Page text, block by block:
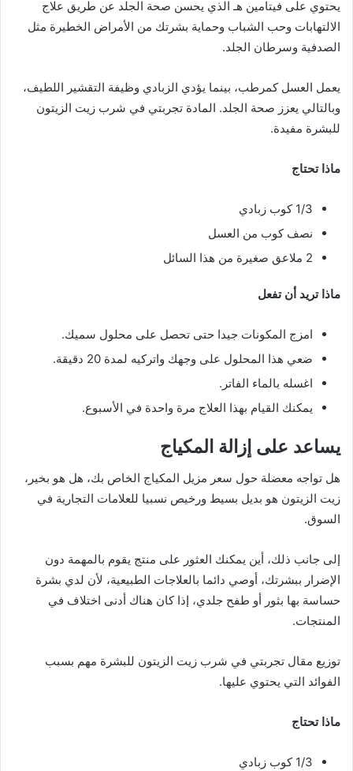
يحتوي على فيتامين هـ الذي يحسن صحة الجلد عن طريق علاج
الالتهابات وحب الشباب وحماية بشرتك من الأمراض الخطيرة مثل
الصدفية وسرطان الجلد.
يعمل العسل كمرطب، بينما يؤدي الزبادي وظيفة التقشير اللطيف،
وبالتالي يعزز صحة الجلد. المادة تجربتي في شرب زيت الزيتون
للبشرة مفيدة.
ماذا تحتاج
1/3 كوب زبادي
نصف كوب من العسل
2 ملاعق صغيرة من هذا السائل
ماذا تريد أن تفعل
امزج المكونات جيدا حتى تحصل على محلول سميك.
ضعي هذا المحلول على وجهك واتركيه لمدة 20 دقيقة.
اغسله بالماء الفاتر.
يمكنك القيام بهذا العلاج مرة واحدة في الأسبوع.
يساعد على إزالة المكياج
هل تواجه معضلة حول سعر مزيل المكياج الخاص بك، هل هو بخير،
زيت الزيتون هو بديل بسيط ورخيص نسبيا للعلامات التجارية في
السوق.
إلى جانب ذلك، أين يمكنك العثور على منتج يقوم بالمهمة دون
الإضرار ببشرتك، أوصي دائما بالعلاجات الطبيعية، لأن لدي بشرة
حساسة بها بثور أو طفح جلدي، إذا كان هناك أدنى اختلاف في
المنتجات.
توزيع مقال تجربتي في شرب زيت الزيتون للبشرة مهم بسبب
الفوائد التي يحتوي عليها.
ماذا تحتاج
1/3 كوب زبادي